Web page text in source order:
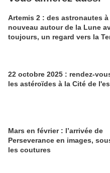
Artemis 2 : des astronautes à
nouveau autour de la Lune
toujours, un regard vers la
22 octobre 2025 : rendez-
les astéroïdes à la Cité de
Mars en février : l’arrivée de
Perseverance en images,
les coutures